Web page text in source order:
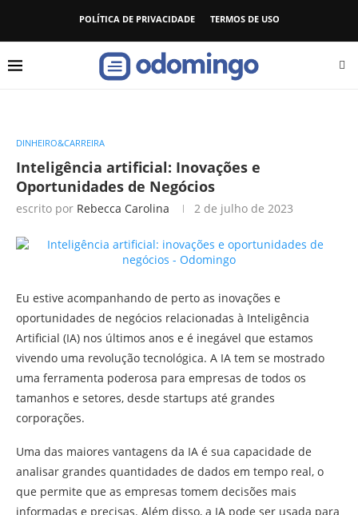
POLÍTICA DE PRIVACIDADE TERMOS DE USO
DINHEIRO&CARREIRA
Inteligência artificial: Inovações e
Oportunidades de Negócios
escrito por Rebecca Carolina 2 de julho de 2023
Eu estive acompanhando de perto as inovações e
oportunidades de negócios relacionadas à Inteligência
Artificial (IA) nos últimos anos e é inegável que estamos
vivendo uma revolução tecnológica. A IA tem se mostrado
uma ferramenta poderosa para empresas de todos os
tamanhos e setores, desde startups até grandes
corporações.
Uma das maiores vantagens da IA é sua capacidade de
analisar grandes quantidades de dados em tempo real, o
que permite que as empresas tomem decisões mais
informadas e precisas. Além disso, a IA pode ser usada para